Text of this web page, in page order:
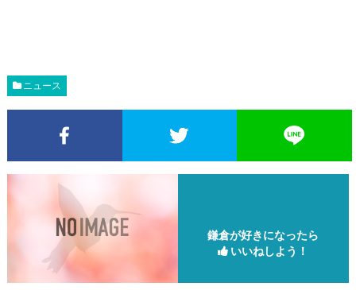
ニュース
Facebookでシェア Twitterでシェア
鎌倉が好きになったら
いいねしよう！